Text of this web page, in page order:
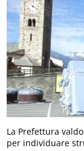
La Prefettura
per individuare